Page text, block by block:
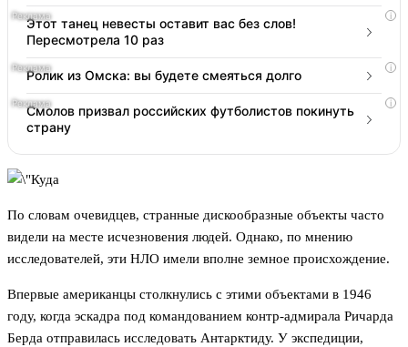
i
Этот танец невесты оставит вас без слов!
Пересмотрела 10 раз
i
Ролик из Омска: вы будете смеяться долго
i
Смолов призвал российских футболистов покинуть
страну
По словам очевидцев, странные дискообразные объекты часто
видели на месте исчезновения людей. Однако, по мнению
исследователей, эти НЛО имели вполне земное происхождение.
Впервые американцы столкнулись с этими объектами в 1946
году, когда эскадра под командованием контр-адмирала Ричарда
Берда отправилась исследовать Антарктиду. У экспедиции,